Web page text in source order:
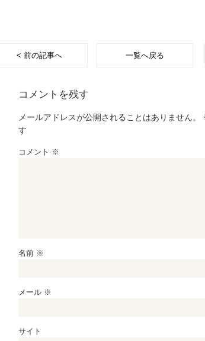
< 前の記事へ 一覧へ戻る
コメントを残す
メールアドレスが公開されることはありません。
す
コメント ※
名前 ※
メール ※
サイト